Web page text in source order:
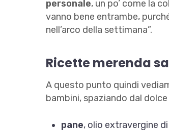
personale, un po’ come la
vanno bene entrambe,
nell’arco della settimana”.
Ricette merenda
A questo punto quindi
bambini, spaziando dal
pane, olio extravergine